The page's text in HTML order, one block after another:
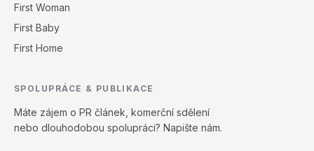
First Woman
First Baby
First Home
SPOLUPRÁCE & PUBLIKACE
Máte zájem o PR článek, komerční sdělení
nebo dlouhodobou spolupráci? Napište nám.